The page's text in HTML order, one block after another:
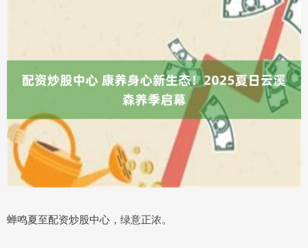
蝉鸣夏至配资炒股中心，绿意正浓。